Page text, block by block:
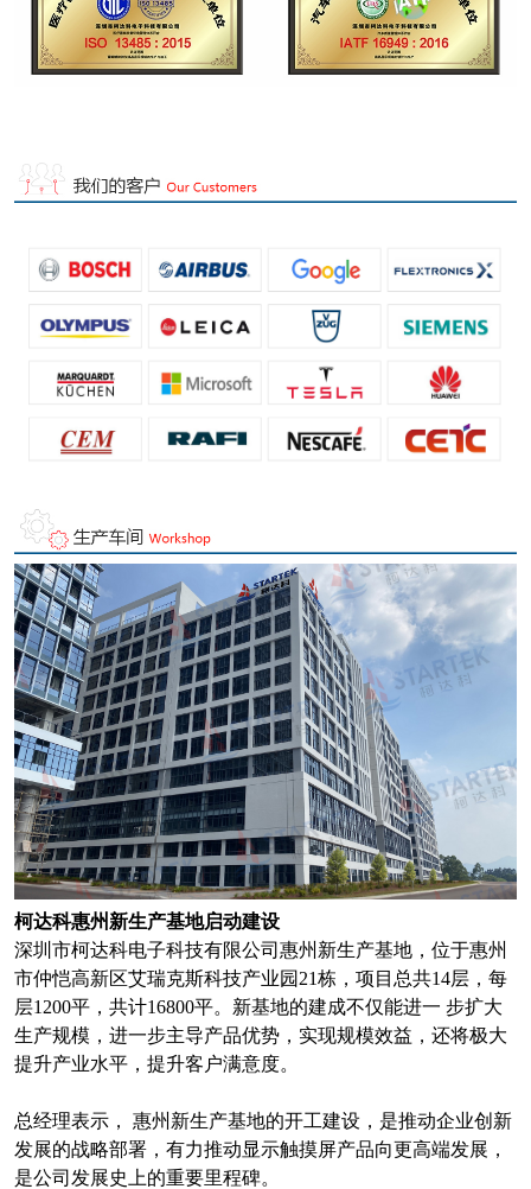
柯达科惠州新生产基地启动建设
深圳市柯达科电子科技有限公司惠州新生产基地，位于惠州
市仲恺高新区艾瑞克斯科技产业园21栋，项目总共14层，每
层1200平，共计16800平。新基地的建成不仅能进一 步扩大
生产规模，进一步主导产品优势，实现规模效益，还将极大
提升产业水平，提升客户满意度。
总经理表示， 惠州新生产基地的开工建设，是推动企业创新
发展的战略部署，有力推动显示触摸屏产品向更高端发展，
是公司发展史上的重要里程碑。